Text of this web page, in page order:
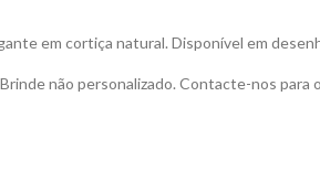
em cortiça natural. Disponível em
não personalizado. Contacte-nos